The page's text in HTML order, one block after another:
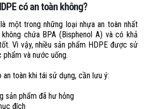
có an toàn không?
một trong những loại nhựa an toàn nhất
không chứa BPA (Bisphenol A) và có khả
Vì vậy, nhiều sản phẩm HDPE được sử
và nước uống.
an toàn khi tái sử dụng, cần lưu ý:
sản phẩm đã hư hỏng
đích